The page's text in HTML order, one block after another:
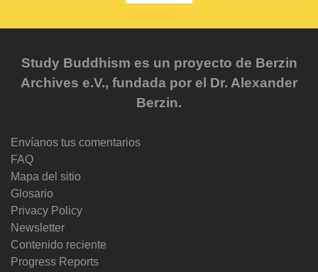
Study Buddhism es un proyecto de Berzin
Archives e.V., fundada por el Dr. Alexander
Berzin.
Envíanos tus comentarios
FAQ
Mapa del sitio
Glosario
Privacy Policy
Newsletter
Contenido reciente
Progress Reports